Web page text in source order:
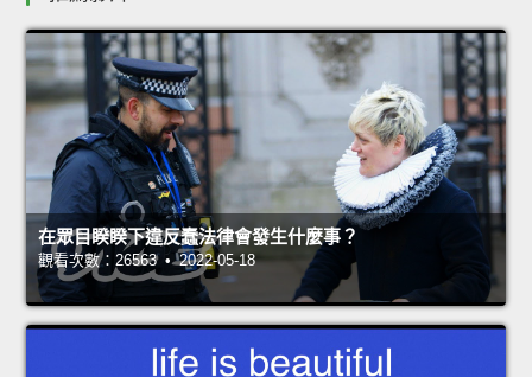
在眾目睽睽下違反蠢法律會發生什麼事？
觀看次數：26563 • 2022-05-18